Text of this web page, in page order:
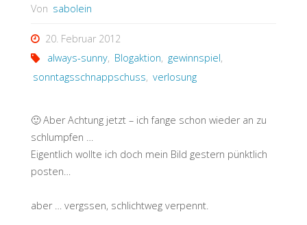
Von sabolein
20. Februar 2012
always-sunny, Blogaktion, gewinnspiel,
sonntagsschnappschuss, verlosung
🙂 Aber Achtung jetzt – ich fange schon wieder an zu
schlumpfen …
Eigentlich wollte ich doch mein Bild gestern pünktlich
posten…
aber … vergssen, schlichtweg verpennt.